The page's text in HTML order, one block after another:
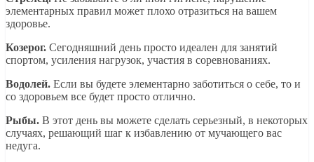
элементарных правил может плохо отразиться на вашем
здоровье.
Козерог. Сегодняшний день просто идеален для занятий
спортом, усиления нагрузок, участия в соревнованиях.
Водолей. Если вы будете элементарно заботиться о себе, то и
со здоровьем все будет просто отлично.
Рыбы. В этот день вы можете сделать серьезный, в некоторых
случаях, решающий шаг к избавлению от мучающего вас
недуга.